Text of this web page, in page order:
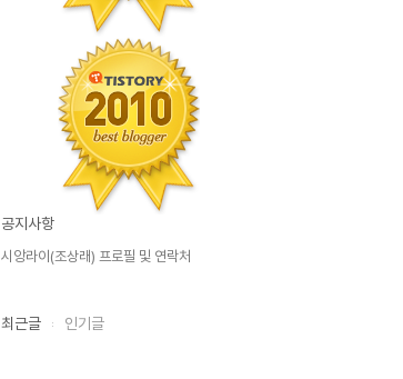
공지사항
시앙라이(조상래) 프로필 및 연락처
최근글 인기글